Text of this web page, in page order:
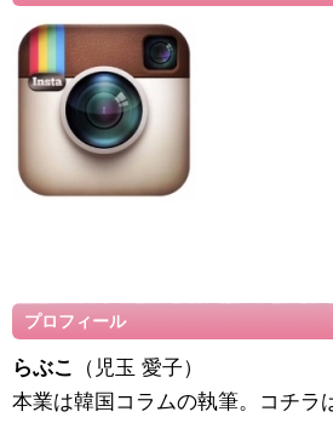
プロフィール
らぶこ
（児玉 愛子）
本業は韓国コラムの執筆。コチラ